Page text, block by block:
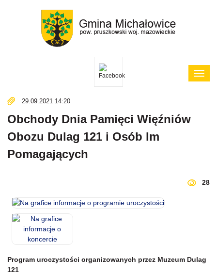
Pokaż
29.09.2021 14:20
Obchody Dnia Pamięci Więźniów
Obozu Dulag 121 i Osób Im
Pomagających
28
Program uroczystości organizowanych przez Muzeum Dulag
121